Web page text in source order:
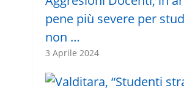
pene più severe per
non …
3 Aprile 2024